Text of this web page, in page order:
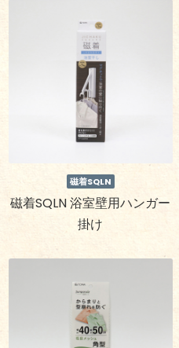
磁着SQLN
磁着SQLN 浴室壁用ハンガー
掛け